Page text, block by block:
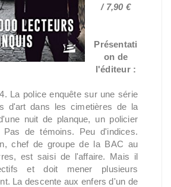
/ 7,90 €
Présentati
on de
l'éditeur :
La police enquête sur une série
d'art dans les cimetières de la
nuit de planque, un policier
Pas de témoins. Peu d'indices.
chef de groupe de la BAC au
est saisi de l'affaire. Mais il
et doit mener plusieurs
La descente aux enfers d'un de